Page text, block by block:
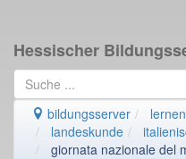
Hessischer
bildungsserver lernen
landeskunde
giornata nazionale del